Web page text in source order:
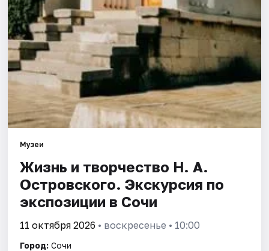
Рейтинги
Музеи
Жизнь и творчество Н. А.
Островского. Экскурсия по
экспозиции в Сочи
11 октября 2026 • воскресенье • 10:00
Город: Сочи